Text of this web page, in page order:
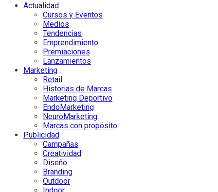
Actualidad
Cursos y Eventos
Medios
Tendencias
Emprendimiento
Premiaciones
Lanzamientos
Marketing
Retail
Historias de Marcas
Marketing Deportivo
EndoMarketing
NeuroMarketing
Marcas con propósito
Publicidad
Campañas
Creatividad
Diseño
Branding
Outdoor